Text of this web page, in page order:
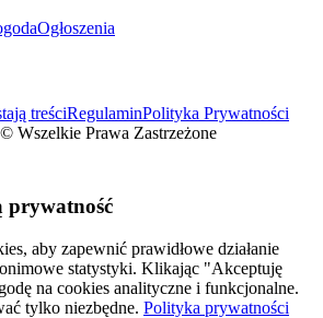
Ogłoszenia
treściRegulaminPolityka Prywatności
© Wszelkie Prawa Zastrzeżone
prywatność
aby zapewnić prawidłowe działanie
statystyki. Klikając "Akceptuję
na cookies analityczne i funkcjonalne.
tylko niezbędne. Polityka prywatności